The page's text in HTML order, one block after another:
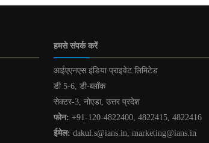
हमसे संपर्क करें
आईएएनएस इंडिया प्राइवेट लिमिटेड
डी 5-6, डी-ब्लॉक
सेक्टर-3, नोएडा, उत्तर प्रदेश
फोन: +91-120-4822400, 4822415, 4822416
ईमेल: dakul.s@ians.in, marketing@ians.in